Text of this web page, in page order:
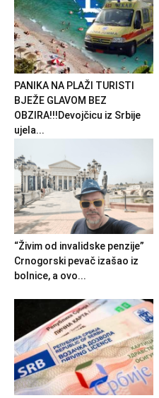
PANIKA NA PLAŽI TURISTI
BJEŽE GLAVOM BEZ
OBZIRA!!!Devojčicu iz Srbije
ujela...
“Živim od invalidske penzije”
Crnogorski pevač izašao iz
bolnice, a ovo...